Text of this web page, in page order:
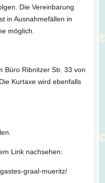
Die Vereinbarung
in Ausnahmefällen in
möglich.
Büro Ribnitzer Str. 33 von
Kurtaxe wird ebenfalls
Link nachsehen:
graal-mueritz/